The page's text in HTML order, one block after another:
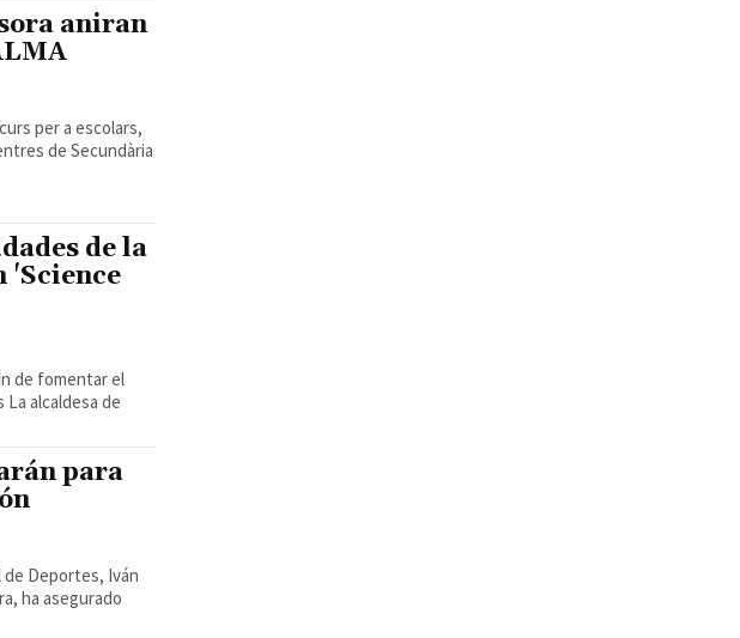
aniran
per a escolars,
de Secundària
de la
'Science
de fomentar el
para
de Deportes, Iván